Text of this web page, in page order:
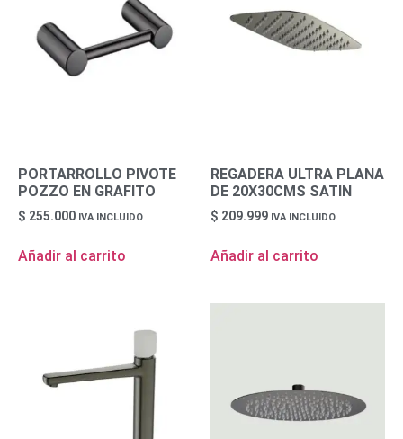
PORTARROLLO PIVOTE
POZZO EN GRAFITO
$ 255.000 IVA INCLUIDO
Añadir al carrito
REGADERA ULTRA PLANA
DE 20X30CMS SATIN
$ 209.999 IVA INCLUIDO
Añadir al carrito